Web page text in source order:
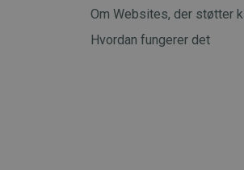
Om Websites, der støtter
Hvordan fungerer det